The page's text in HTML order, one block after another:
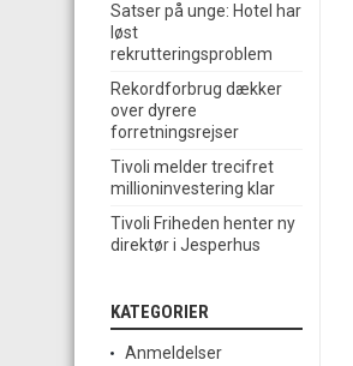
Satser på unge: Hotel har
løst
rekrutteringsproblem
Rekordforbrug dækker
over dyrere
forretningsrejser
Tivoli melder trecifret
millioninvestering klar
Tivoli Friheden henter ny
direktør i Jesperhus
KATEGORIER
Anmeldelser